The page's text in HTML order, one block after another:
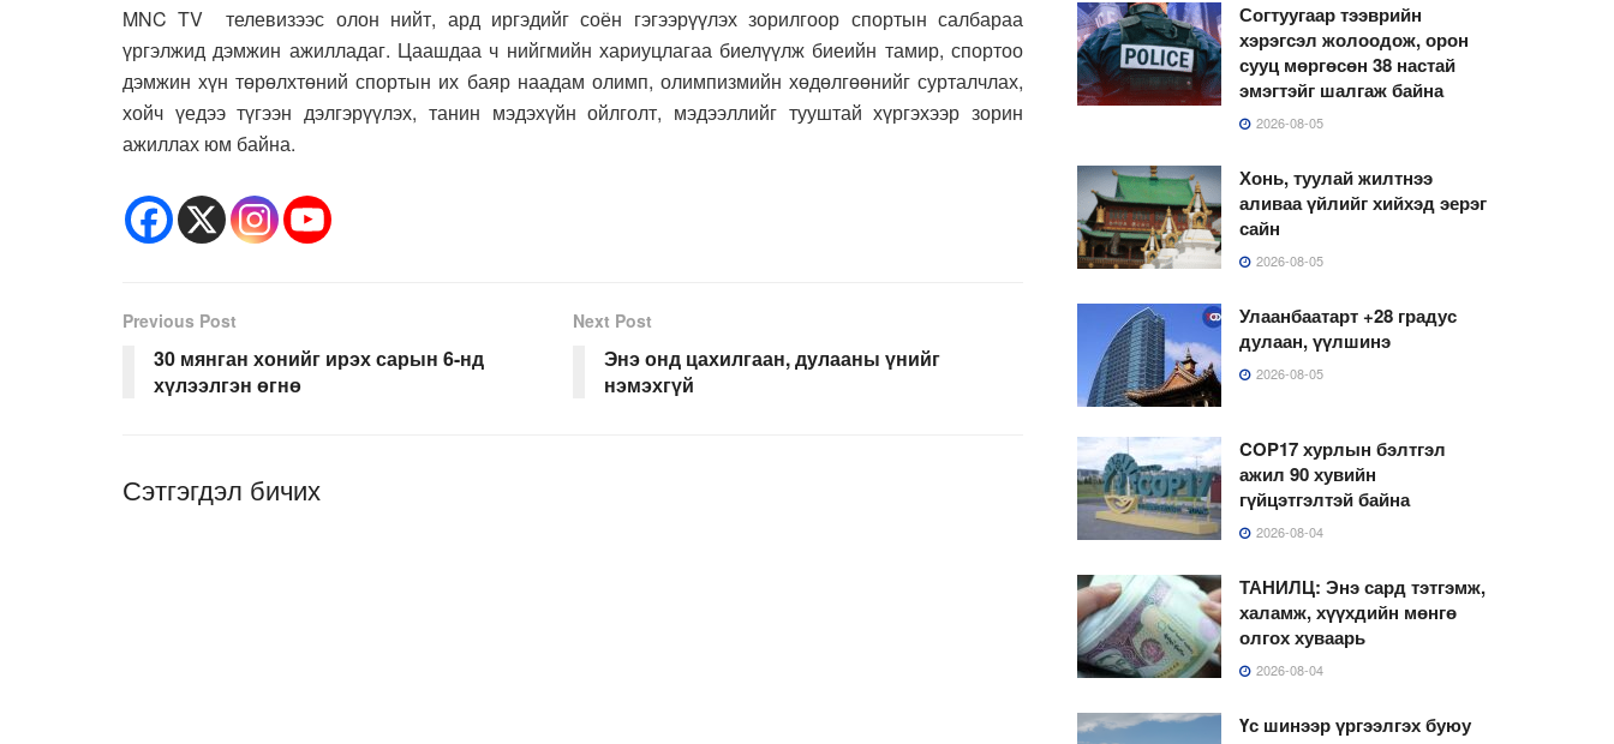
MNC TV телевизээс олон нийт, ард иргэдийг соён гэгээрүүлэх зорилгоор спортын салбараа
үргэлжид дэмжин ажилладаг. Цаашдаа ч нийгмийн хариуцлагаа биелүүлж биеийн тамир, спортоо
дэмжин хүн төрөлхтөний спортын их баяр наадам олимп, олимпизмийн хөдөлгөөнийг сурталчлах,
хойч үедээ түгээн дэлгэрүүлэх, танин мэдэхүйн ойлголт, мэдээллийг тууштай хүргэхээр зорин
ажиллах юм байна.
Previous Post
30 мянган хонийг ирэх сарын 6-нд
хүлээлгэн өгнө
Next Post
Энэ онд цахилгаан, дулааны үнийг
нэмэхгүй
Сэтгэгдэл бичих
Согтуугаар тээврийн
хэрэгсэл жолоодож, орон
сууц мөргөсөн 38 настай
эмэгтэйг шалгаж байна
2026-08-05
Хонь, туулай жилтнээ
аливаа үйлийг хийхэд эерэг
сайн
2026-08-05
Улаанбаатарт +28 градус
дулаан, үүлшинэ
2026-08-05
COP17 хурлын бэлтгэл
ажил 90 хувийн
гүйцэтгэлтэй байна
2026-08-04
ТАНИЛЦ: Энэ сард тэтгэмж,
халамж, хүүхдийн мөнгө
олгох хуваарь
2026-08-04
Үс шинээр үргээлгэх буюу